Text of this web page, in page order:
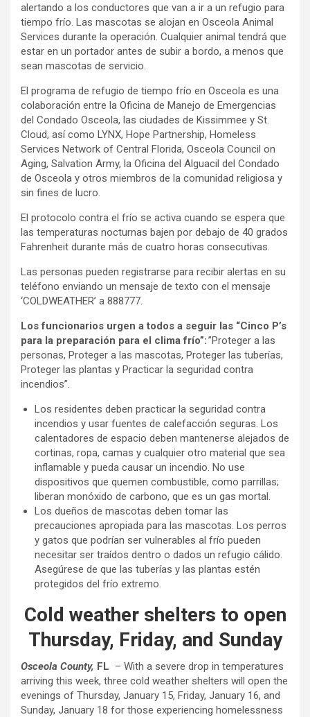
alertando a los conductores que van a ir a un refugio para
tiempo frío. Las mascotas se alojan en Osceola Animal
Services durante la operación. Cualquier animal tendrá que
estar en un portador antes de subir a bordo, a menos que
sean mascotas de servicio.
El programa de refugio de tiempo frío en Osceola es una
colaboración entre la Oficina de Manejo de Emergencias
del Condado Osceola, las ciudades de Kissimmee y St.
Cloud, así como LYNX, Hope Partnership, Homeless
Services Network of Central Florida, Osceola Council on
Aging, Salvation Army, la Oficina del Alguacil del Condado
de Osceola y otros miembros de la comunidad religiosa y
sin fines de lucro.
El protocolo contra el frío se activa cuando se espera que
las temperaturas nocturnas bajen por debajo de 40 grados
Fahrenheit durante más de cuatro horas consecutivas.
Las personas pueden registrarse para recibir alertas en su
teléfono enviando un mensaje de texto con el mensaje
‘COLDWEATHER’ a 888777.
Los funcionarios urgen a todos a seguir las “Cinco P’s
para la preparación para el clima frío”:”Proteger a las
personas, Proteger a las mascotas, Proteger las tuberías,
Proteger las plantas y Practicar la seguridad contra
incendios”.
Los residentes deben practicar la seguridad contra
incendios y usar fuentes de calefacción seguras. Los
calentadores de espacio deben mantenerse alejados de
cortinas, ropa, camas y cualquier otro material que sea
inflamable y pueda causar un incendio. No use
dispositivos que quemen combustible, como parrillas;
liberan monóxido de carbono, que es un gas mortal.
Los dueños de mascotas deben tomar las
precauciones apropiada para las mascotas. Los perros
y gatos que podrían ser vulnerables al frío pueden
necesitar ser traídos dentro o dados un refugio cálido.
Asegúrese de que las tuberías y las plantas estén
protegidos del frío extremo.
Cold weather shelters to open
Thursday, Friday, and Sunday
Osceola County, FL – With a severe drop in temperatures
arriving this week, three cold weather shelters will open the
evenings of Thursday, January 15, Friday, January 16, and
Sunday, January 18 for those experiencing homelessness